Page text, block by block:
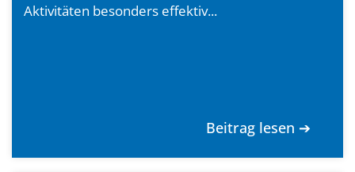
Aktivitäten besonders effektiv...
Beitrag lesen ➔